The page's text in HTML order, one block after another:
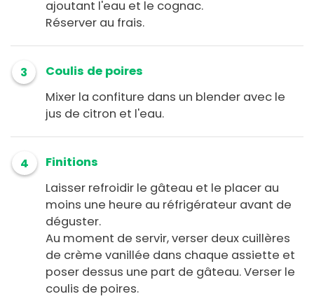
ajoutant l'eau et le cognac.
Réserver au frais.
3
Coulis de poires
Mixer la confiture dans un blender avec le
jus de citron et l'eau.
4
Finitions
Laisser refroidir le gâteau et le placer au
moins une heure au réfrigérateur avant de
déguster.
Au moment de servir, verser deux cuillères
de crème vanillée dans chaque assiette et
poser dessus une part de gâteau. Verser le
coulis de poires.